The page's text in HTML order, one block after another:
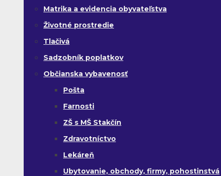
Matrika a evidencia obyvateľstva
Životné prostredie
Tlačivá
Sadzobník poplatkov
Občianska vybavenosť
Pošta
Farnosti
ZŠ s MŠ Stakčín
Zdravotníctvo
Lekáreň
Ubytovanie, obchody, firmy, pohostinstvá